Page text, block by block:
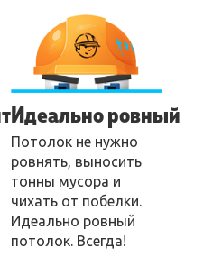
Идеально ровный
Потолок не нужно
ровнять, выносить
тонны мусора и
чихать от побелки.
Идеально ровный
потолок. Всегда!